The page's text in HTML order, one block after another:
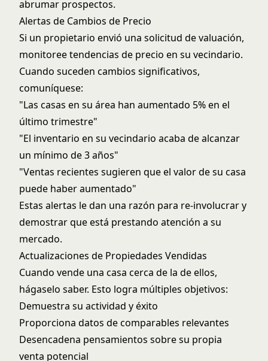
abrumar prospectos.
Alertas de Cambios de Precio
Si un propietario envió una solicitud de valuación,
monitoree tendencias de precio en su vecindario.
Cuando suceden cambios significativos,
comuníquese:
"Las casas en su área han aumentado 5% en el
último trimestre"
"El inventario en su vecindario acaba de alcanzar
un mínimo de 3 años"
"Ventas recientes sugieren que el valor de su casa
puede haber aumentado"
Estas alertas le dan una razón para re-involucrar y
demostrar que está prestando atención a su
mercado.
Actualizaciones de Propiedades Vendidas
Cuando vende una casa cerca de la de ellos,
hágaselo saber. Esto logra múltiples objetivos:
Demuestra su actividad y éxito
Proporciona datos de comparables relevantes
Desencadena pensamientos sobre su propia
venta potencial